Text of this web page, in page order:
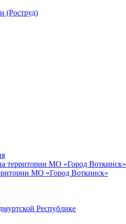
(Роструд)
территории МО «Город Воткинск»
МО «Город Воткинск»
Республике